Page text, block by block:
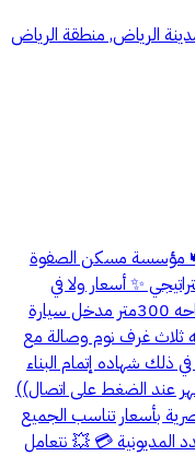
الرياض, منطقة الرياض
👑 مؤسسة مسكن الصفوة
✨ أسعار ولا في
الخيال 😍 حي العوالي تاون هاوس علوي مساحه 300متر مدخل سيارة
ثلاث غرف نوم وصالة مع
بما في ذلك شهاده إتمام البناء
عند الضغط على اتصال))
بأسعار تناسب الجميع
المديونية 💳 💥 نتعامل